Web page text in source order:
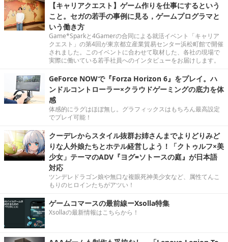
【キャリアクエスト】ゲーム作りを仕事にするという
こと。セガの若手の事例に見る，ゲームプログラマと
いう働き方
Game*Sparkと4Gamerの合同による就活イベント「キャリア
クエスト」の第4回が東京都立産業貿易センター浜松町館で開催
されました。このイベントに合わせて取材した、各社の現場で
実際に働いている若手社員へのインタビューをお届けします。
GeForce NOWで『Forza Horizon 6』をプレイ。ハ
ンドルコントローラー×クラウドゲーミングの底力を体
感
体感的にラグはほぼ無し。グラフィックスはもちろん最高設定
でプレイ可能！
クーデレからスタイル抜群お姉さんまでよりどりみど
りな人外娘たちとホテル経営しよう！「クトゥルフ×美
少女」テーマのADV『ヨグ=ソトースの庭』が日本語
対応
ツンデレドラゴン娘や無口な複眼死神美少女など、属性てんこ
もりのヒロインたちがアツい！
ゲームコマースの最前線ーXsolla特集
Xsollaの最新情報はこちらから！